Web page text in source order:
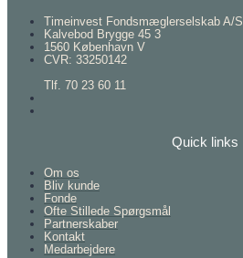
Timeinvest Fondsmæglerselskab A/S
Kalvebod Brygge 45 3
1560 København V
CVR: 33250142
Tlf. 70 23 60 11
Quick links
Om os
Bliv kunde
Fonde
Ofte Stillede Spørgsmål
Partnerskaber
Kontakt
Medarbejdere